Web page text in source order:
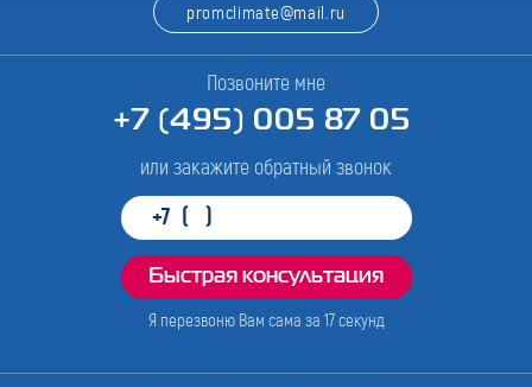
promclimate@mail.ru
Позвоните мне
+7 (495) 005 87 05
или закажите обратный звонок
Я перезвоню Вам сама за 17секунд